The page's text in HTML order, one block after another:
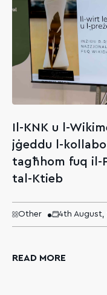
Il-KNK u l-
jġeddu l-
tagħhom fuq il-
tal-Ktieb
Other 4th August,
READ MORE